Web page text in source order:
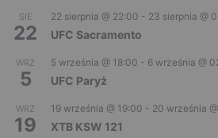
SIE
22
22 sierpnia @ 22:00 - 23 sierpnia @
UFC Sacramento
WRZ
5
5 września @ 18:00 - 6 września @
UFC Paryż
WRZ
19
19 września @ 19:00 - 20 września
XTB KSW 121